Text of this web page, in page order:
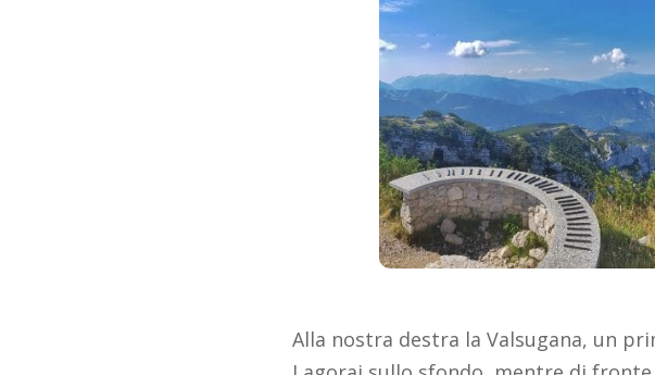
Alla nostra destra la Valsugana, un